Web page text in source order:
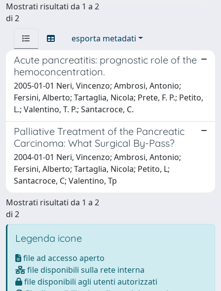
Mostrati risultati da 1 a 2
di 2
esporta metadati
Acute pancreatitis: prognostic role of the
hemoconcentration.
2005-01-01 Neri, Vincenzo; Ambrosi, Antonio;
Fersini, Alberto; Tartaglia, Nicola; Prete, F. P.; Petito,
L.; Valentino, T. P.; Santacroce, C.
Palliative Treatment of the Pancreatic
Carcinoma: What Surgical By-Pass?
2004-01-01 Neri, Vincenzo; Ambrosi, Antonio;
Fersini, Alberto; Tartaglia, Nicola; Petito, L;
Santacroce, C; Valentino, Tp
Mostrati risultati da 1 a 2
di 2
Legenda icone
file ad accesso aperto
file disponibili sulla rete interna
file disponibili agli utenti autorizzati